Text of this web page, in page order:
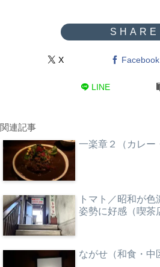
X Facebook
LINE
関連記事
一楽章２（カレー
トマト／昭和が
姿勢に好感（喫茶
ながせ（和食・中